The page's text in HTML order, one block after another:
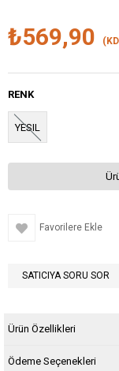
₺569,90
RENK
YESIL
Favorilere Ekle
SATICIYA SORU SOR
Ürün Özellikleri
Ödeme Seçenekleri